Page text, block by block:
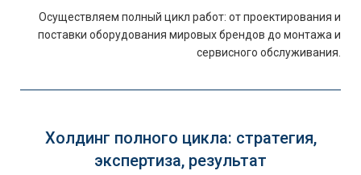
Осуществляем полный цикл работ: от проектирования и
поставки оборудования мировых брендов до монтажа и
сервисного обслуживания.
Холдинг полного цикла: стратегия,
экспертиза, результат